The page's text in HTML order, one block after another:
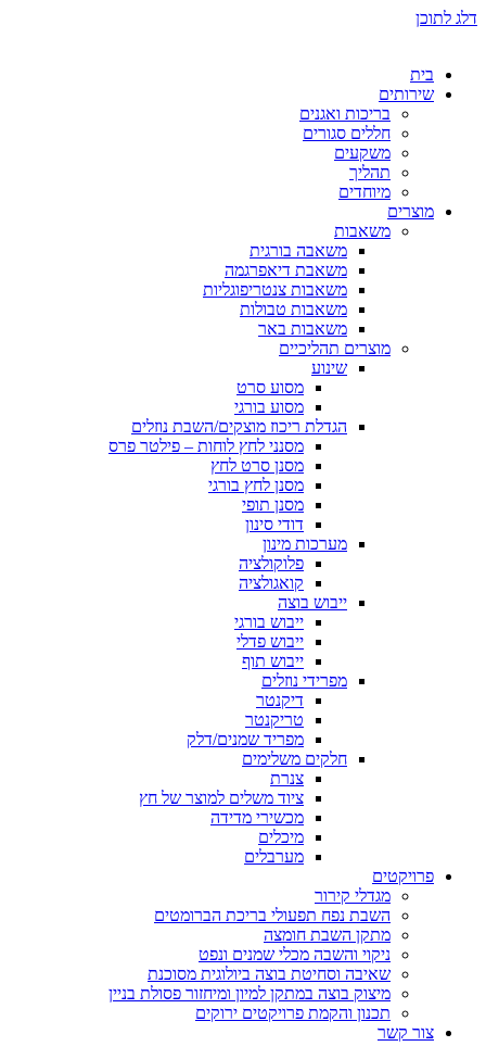
דלג לתוכן
בית
שירותים
בריכות ואגנים
חללים סגורים
משקעים
תהליך
מיוחדים
מוצרים
משאבות
משאבה בורגית
משאבת דיאפרגמה
משאבות צנטריפוגליות
משאבות טבולות
משאבות באר
מוצרים תהליכיים
שינוע
מסוע סרט
מסוע בורגי
הגדלת ריכוז מוצקים/השבת נוזלים
מסנני לחץ לוחות – פילטר פרס
מסנן סרט לחץ
מסנן לחץ בורגי
מסנן תופי
דודי סינון
מערכות מינון
פלוקולציה
קואגולציה
ייבוש בוצה
ייבוש בורגי
ייבוש פדלי
ייבוש תוף
מפרידי נוזלים
דיקנטר
טריקנטר
מפריד שמנים/דלק
חלקים משלימים
צנרת
ציוד משלים למוצר של חץ
מכשירי מדידה
מיכלים
מערבלים
פרויקטים
מגדלי קירור
השבת נפח תפעולי בריכת הברומטים
מתקן השבת חומצה
ניקוי והשבה מכלי שמנים ונפט
שאיבה וסחיטת בוצה ביולוגית מסוכנת
מיצוק בוצה במתקן למיון ומיחזור פסולת בניין
תכנון והקמת פרויקטים ירוקים
צור קשר